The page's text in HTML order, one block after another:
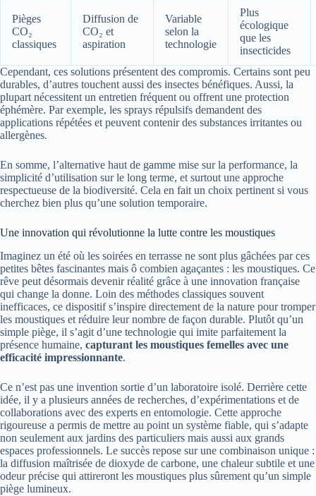
Pièges
CO₂
classiques
Diffusion de
CO₂ et
aspiration
Variable
selon la
technologie
Plus
écologique
que les
insecticides
Cependant, ces solutions présentent des compromis. Certains sont peu
durables, d’autres touchent aussi des insectes bénéfiques. Aussi, la
plupart nécessitent un entretien fréquent ou offrent une protection
éphémère. Par exemple, les sprays répulsifs demandent des
applications répétées et peuvent contenir des substances irritantes ou
allergènes.
En somme, l’alternative haut de gamme mise sur la performance, la
simplicité d’utilisation sur le long terme, et surtout une approche
respectueuse de la biodiversité. Cela en fait un choix pertinent si vous
cherchez bien plus qu’une solution temporaire.
Une innovation qui révolutionne la lutte contre les moustiques
Imaginez un été où les soirées en terrasse ne sont plus gâchées par ces
petites bêtes fascinantes mais ô combien agaçantes : les moustiques. Ce
rêve peut désormais devenir réalité grâce à une innovation française
qui change la donne. Loin des méthodes classiques souvent
inefficaces, ce dispositif s’inspire directement de la nature pour tromper
les moustiques et réduire leur nombre de façon durable. Plutôt qu’un
simple piège, il s’agit d’une technologie qui imite parfaitement la
présence humaine, capturant les moustiques femelles avec une
efficacité impressionnante.
Ce n’est pas une invention sortie d’un laboratoire isolé. Derrière cette
idée, il y a plusieurs années de recherches, d’expérimentations et de
collaborations avec des experts en entomologie. Cette approche
rigoureuse a permis de mettre au point un système fiable, qui s’adapte
non seulement aux jardins des particuliers mais aussi aux grands
espaces professionnels. Le succès repose sur une combinaison unique :
la diffusion maîtrisée de dioxyde de carbone, une chaleur subtile et une
odeur précise qui attireront les moustiques plus sûrement qu’un simple
piège lumineux.